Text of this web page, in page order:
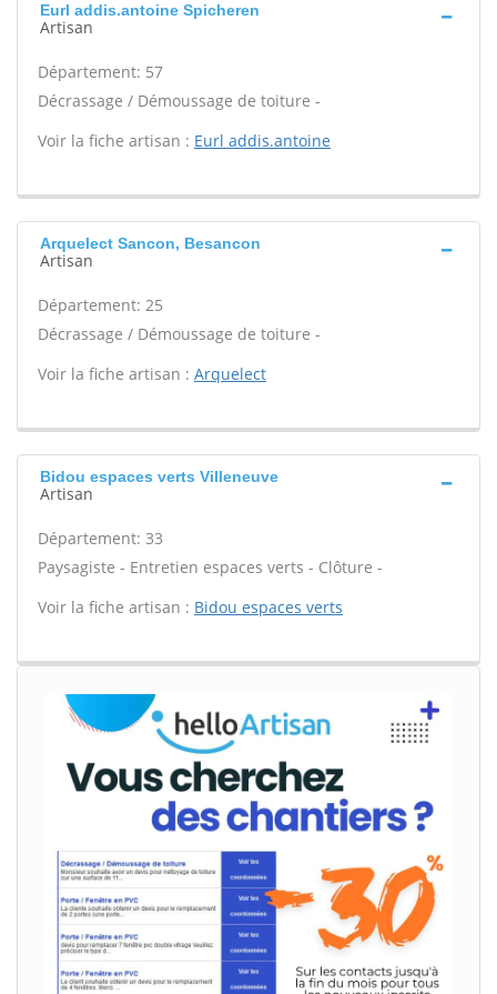
Eurl addis.antoine Spicheren
Artisan
Département: 57
Décrassage / Démoussage de toiture -
Voir la fiche artisan : Eurl addis.antoine
Arquelect Sancon, Besancon
Artisan
Département: 25
Décrassage / Démoussage de toiture -
Voir la fiche artisan : Arquelect
Bidou espaces verts Villeneuve
Artisan
Département: 33
Paysagiste - Entretien espaces verts - Clôture -
Voir la fiche artisan : Bidou espaces verts